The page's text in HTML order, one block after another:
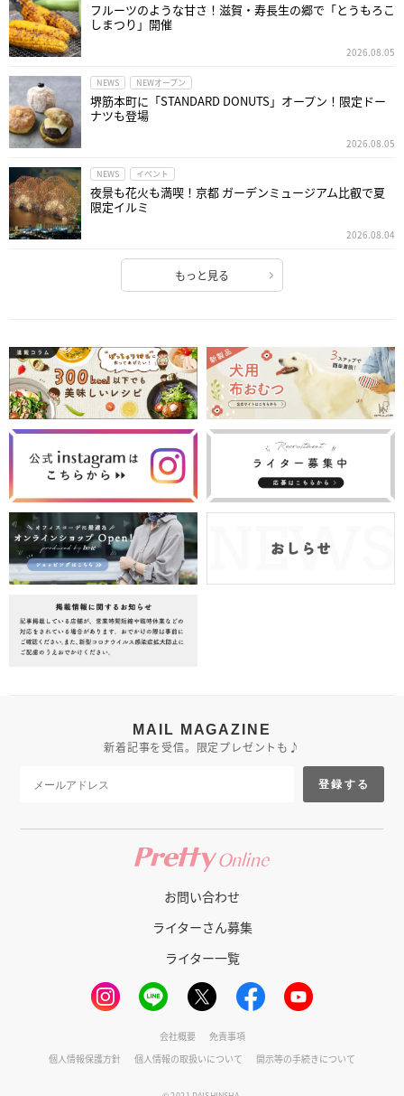
フルーツのような甘さ！滋賀・寿長生の郷で「とうもろこ
しまつり」開催
2026.08.05
NEWS NEWオープン
堺筋本町に「STANDARD DONUTS」オープン！限定ドー
ナツも登場
2026.08.05
NEWS イベント
夜景も花火も満喫！京都 ガーデンミュージアム比叡で夏
限定イルミ
2026.08.04
もっと見る
MAIL MAGAZINE
新着記事を受信。限定プレゼントも♪
登録する
お問い合わせ
ライターさん募集
ライター一覧
会社概要
免責事項
個人情報保護方針
個人情報の取扱いについて 開示等の手続きについて